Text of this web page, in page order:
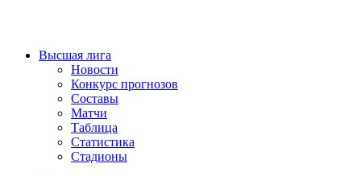
Высшая лига
Новости
Конкурс прогнозов
Составы
Матчи
Таблица
Статистика
Стадионы